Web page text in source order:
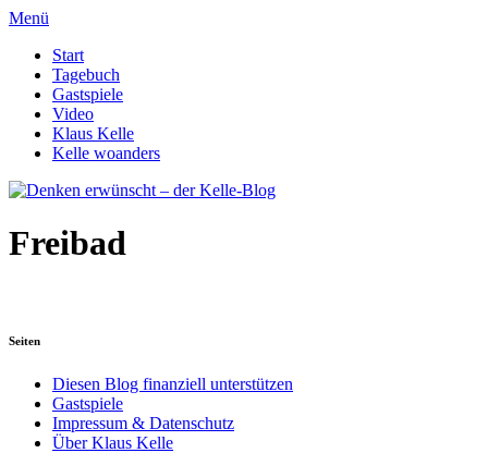
Menü
Start
Tagebuch
Gastspiele
Video
Klaus Kelle
Kelle woanders
Freibad
Seiten
Diesen Blog finanziell unterstützen
Gastspiele
Impressum & Datenschutz
Über Klaus Kelle